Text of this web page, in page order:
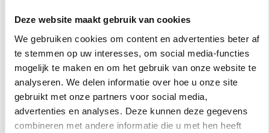
Deze website maakt gebruik van cookies
We gebruiken cookies om content en advertenties beter af
te stemmen op uw interesses, om social media-functies
mogelijk te maken en om het gebruik van onze website te
analyseren. We delen informatie over hoe u onze site
gebruikt met onze partners voor social media,
advertenties en analyses. Deze kunnen deze gegevens
combineren met andere informatie die u met hen heeft
Donkerblauwe muren brengen sfeer in de slaapkamer. De
ladenkast is vintage met bovenop een spiegel van Gubi.